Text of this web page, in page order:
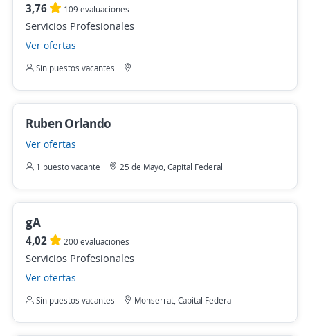
3,76 109 evaluaciones
Servicios Profesionales
Ver ofertas
Sin puestos vacantes
Ruben Orlando
Ver ofertas
1 puesto vacante 25 de Mayo, Capital Federal
gA
4,02 200 evaluaciones
Servicios Profesionales
Ver ofertas
Sin puestos vacantes Monserrat, Capital Federal